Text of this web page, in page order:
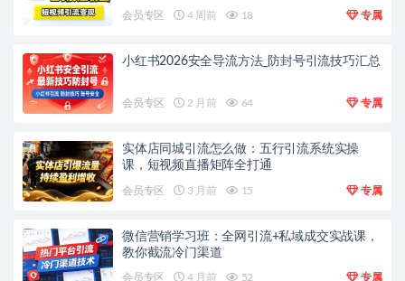
会员专区 4 周前 18 专属
小红书2026安全导流方法_防封号引流技巧汇总
会员专区 2 月前 64 专属
实体店同城引流怎么做：五行引流系统实操
课，短视频直播矩阵全打通
会员专区 3 月前 15 专属
微信营销学习班：全网引流+私域成交实战课，
教你截流冷门渠道
会员专区 4 月前 52 专属